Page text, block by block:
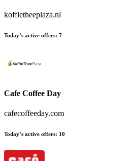
koffietheeplaza.nl
Today’s active offers: 7
Cafe Coffee Day
cafecoffeeday.com
Today’s active offers: 10